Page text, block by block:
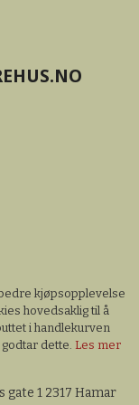
kjøpsopplevelse
hovedsaklig til å
i handlekurven
godtar dette.Les mer
1 2317 Hamar